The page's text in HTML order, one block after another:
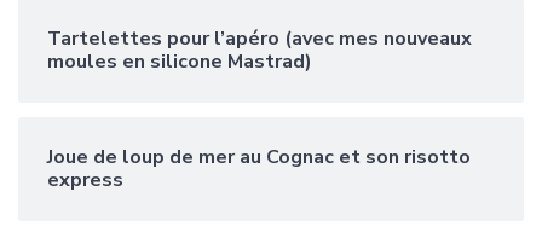
Tartelettes pour l’apéro (avec mes nouveaux
moules en silicone Mastrad)
Joue de loup de mer au Cognac et son risotto
express